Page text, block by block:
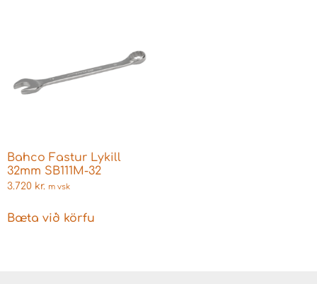
Bahco Fastur Lykill
32mm SB111M-32
3.720 kr. m vsk
Bæta við körfu